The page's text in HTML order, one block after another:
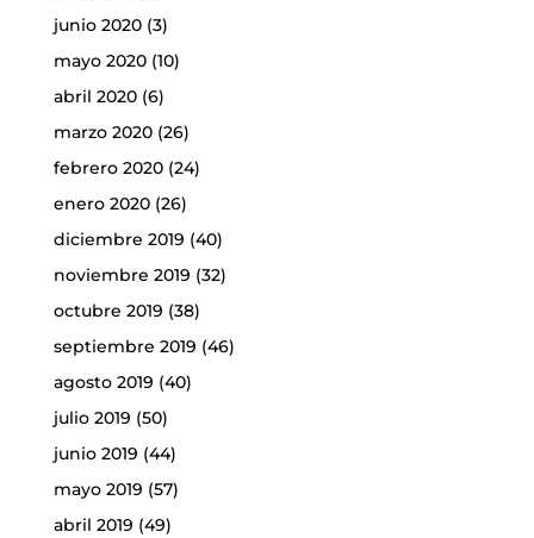
junio 2020(3)
mayo 2020(10)
abril 2020(6)
marzo 2020(26)
febrero 2020(24)
enero 2020(26)
diciembre 2019 (40)
noviembre 2019 (32)
octubre 2019 (38)
septiembre 2019 (46)
agosto 2019 (40)
julio 2019 (50)
junio 2019 (44)
mayo 2019 (57)
abril 2019 (49)